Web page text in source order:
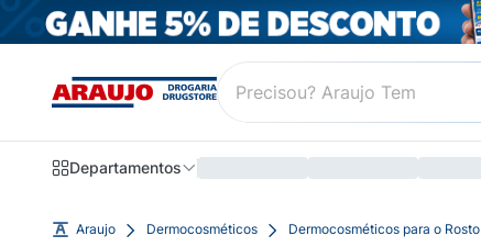
Departamentos
Araujo Dermocosméticos Dermocosméticos para o Rosto